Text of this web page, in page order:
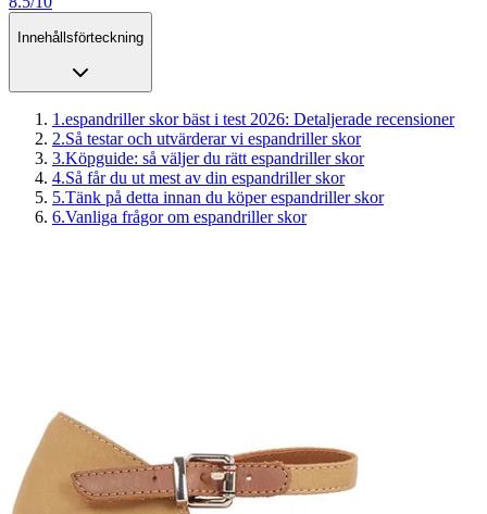
Innehållsförteckning
1 .espandriller skor bäst i test 2026: Detaljerade recensioner
2.Så testar och utvärderar vi espandriller skor
3.Köpguide: så väljer du rätt espandriller skor
4.Så får du ut mest av din espandriller skor
5.Tänk på detta innan du köper espandriller skor
6.Vanliga frågor om espandriller skor